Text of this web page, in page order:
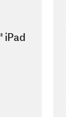
iPad